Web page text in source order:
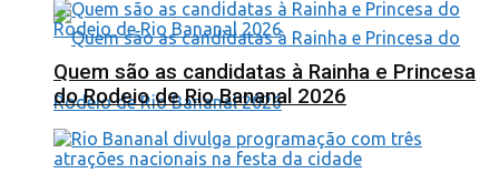
Quem são as candidatas à Rainha e Princesa
do Rodeio de Rio Bananal 2026